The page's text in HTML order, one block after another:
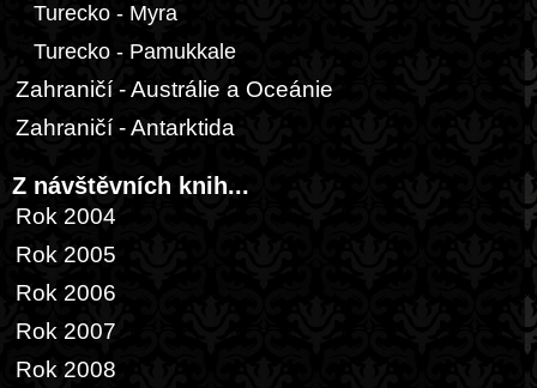
Turecko - Myra
Turecko - Pamukkale
Zahraničí - Austrálie a Oceánie
Zahraničí - Antarktida
Z návštěvních knih...
Rok 2004
Rok 2005
Rok 2006
Rok 2007
Rok 2008